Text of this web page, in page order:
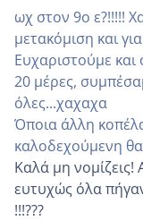
ωχ στον 9ο ε?!!!!!
μετακόμιση και
Ευχαριστούμε
20 μέρες,
όλες...χαχαχα
Όποια άλλη
καλοδεχούμενη
Καλά μη νομίζεις!
ευτυχώς όλα
!!!???